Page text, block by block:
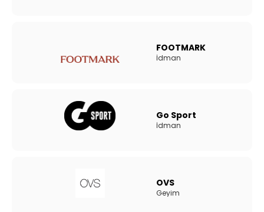
FOOTMARK
İdman
Go Sport
İdman
OVS
Geyim